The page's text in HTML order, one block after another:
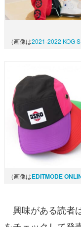
（画像は2021-2022 KOG
（画像はEDITMODE
興味がある読者